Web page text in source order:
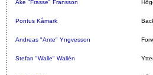
Åke "Frasse" Fransson
Pontus Kåmark
Andreas "Ante" Yngvesson
Stefan "Walle" Wallén